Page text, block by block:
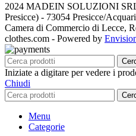
2024 MADEIN SOLUZIONI
Presicce) - 73054 Presicce/
Camera di Commercio di Lecce,
clothes.com - Powered by
Iniziate a digitare per vedere i
Chiudi
Menu
Categorie